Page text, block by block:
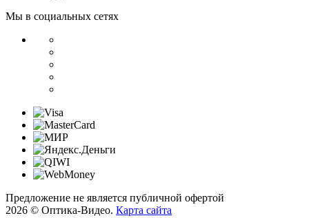
Мы в социальных сетях
Предложение не является публичной офертой
2026 © Оптика-Видео. Карта сайта